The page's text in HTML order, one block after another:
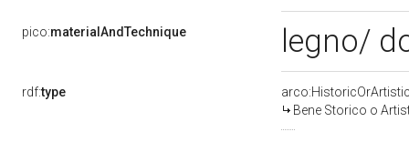
pico:materialAndTechnique legno/
rdf:type
Bene Storico o